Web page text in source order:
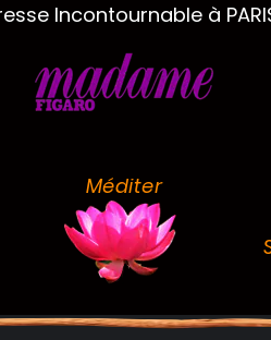
Incontournable à
Méditer